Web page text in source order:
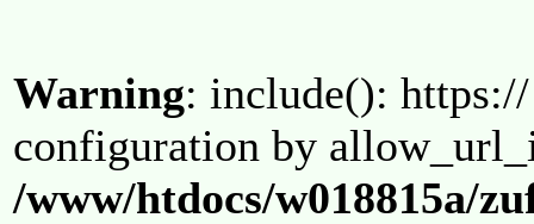
Warning: include():
configuration by
/www/htdocs/w018815a/